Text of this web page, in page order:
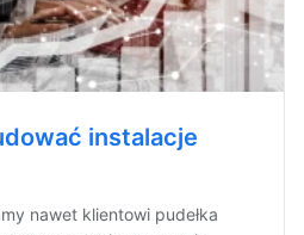
instalacje
nawet klientowi pudełka